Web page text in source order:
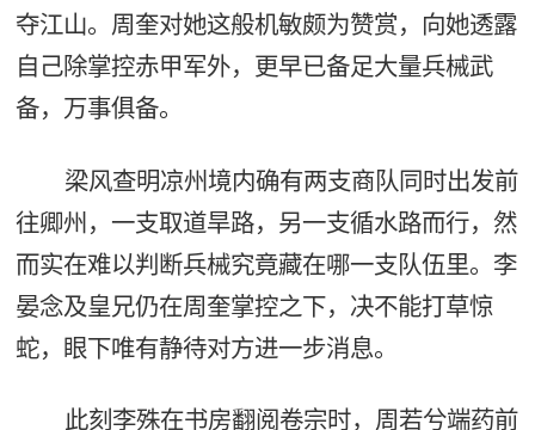
夺江山。周奎对她这般机敏颇为赞赏，向她透露
自己除掌控赤甲军外，更早已备足大量兵械武
备，万事俱备。
梁风查明凉州境内确有两支商队同时出发前
往卿州，一支取道旱路，另一支循水路而行，然
而实在难以判断兵械究竟藏在哪一支队伍里。李
晏念及皇兄仍在周奎掌控之下，决不能打草惊
蛇，眼下唯有静待对方进一步消息。
此刻李殊在书房翻阅卷宗时，周若兮端药前